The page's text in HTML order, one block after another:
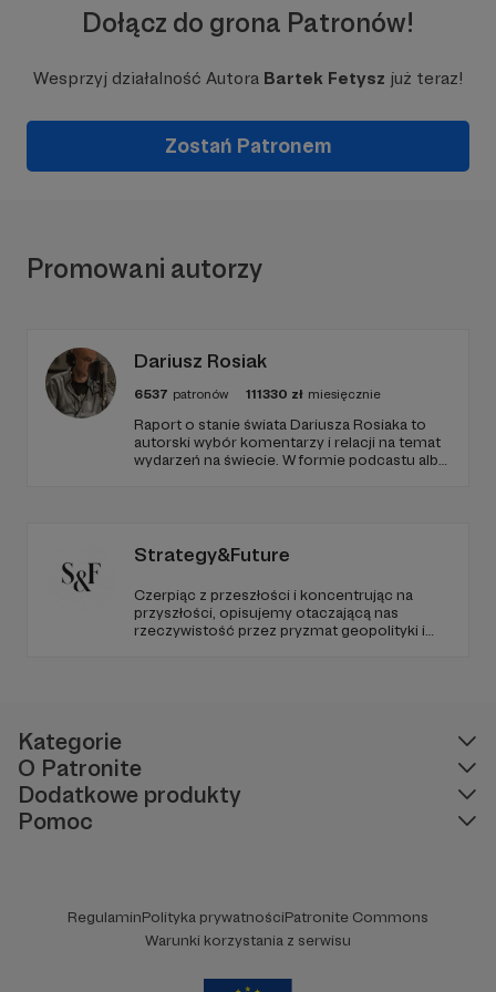
Dołącz do grona Patronów!
Wesprzyj działalność Autora Bartek Fetysz już teraz!
Zostań Patronem
Promowani autorzy
Dariusz Rosiak
6537 patronów 111330 zł miesięcznie
Raport o stanie świata Dariusza Rosiaka to
autorski wybór komentarzy i relacji na temat
wydarzeń na świecie. W formie podcastu albo
Strategy&Future
Czerpiąc z przeszłości i koncentrując na
przyszłości, opisujemy otaczającą nas
rzeczywistość przez pryzmat geopolityki i
Kategorie
O Patronite
Dodatkowe produkty
Pomoc
RegulaminPolityka prywatnościPatronite Commons
Warunki korzystania z serwisu